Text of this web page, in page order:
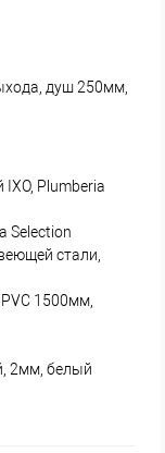
душ 250мм,
Plumberia
Selection
стали,
1500мм,
2мм, белый